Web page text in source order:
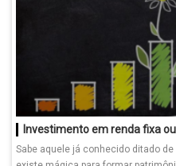
Investimento em renda fixa
Sabe aquele já conhecido ditado